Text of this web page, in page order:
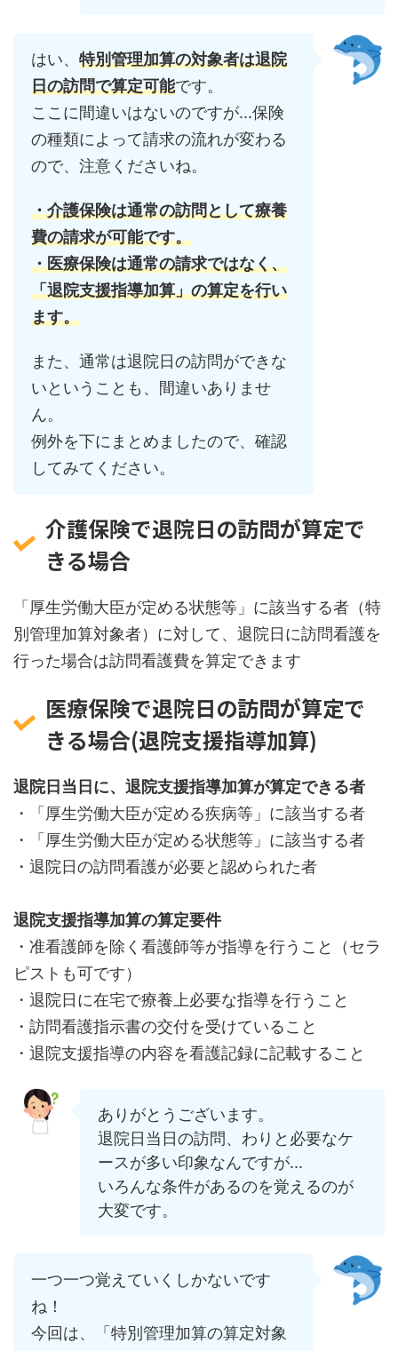
はい、 特別管理加算の対象者は退院
日の訪問で算定可能です。
ここに間違いはないのですが...保険
の種類によって請求の流れが変わる
ので、注意くださいね。
・介護保険は通常の訪問として療養
費の請求が可能です。
・医療保険は通常の請求ではなく、
「退院支援指導加算」の算定を行い
ます。
また、通常は退院日の訪問ができな
いということも、間違いありませ
ん。
例外を下にまとめましたので、確認
してみてください。
介護保険で退院日の訪問が算定で
きる場合
「厚生労働大臣が定める状態等」に該当する者（特
別管理加算対象者）に対して、退院日に訪問看護を
行った場合は訪問看護費を算定できます
医療保険で退院日の訪問が算定で
きる場合(退院支援指導加算)
退院日当日に、退院支援指導加算が算定できる者
・「厚生労働大臣が定める疾病等」に該当する者
・「厚生労働大臣が定める状態等」に該当する者
・退院日の訪問看護が必要と認められた者
退院支援指導加算の算定要件
・准看護師を除く看護師等が指導を行うこと（セラ
ピストも可です）
・退院日に在宅で療養上必要な指導を行うこと
・訪問看護指示書の交付を受けていること
・退院支援指導の内容を看護記録に記載すること
ありがとうございます。
退院日当日の訪問、わりと必要なケ
ースが多い印象なんですが...
いろんな条件があるのを覚えるのが
大変です。
一つ一つ覚えていくしかないです
ね！
今回は、「特別管理加算の算定対象